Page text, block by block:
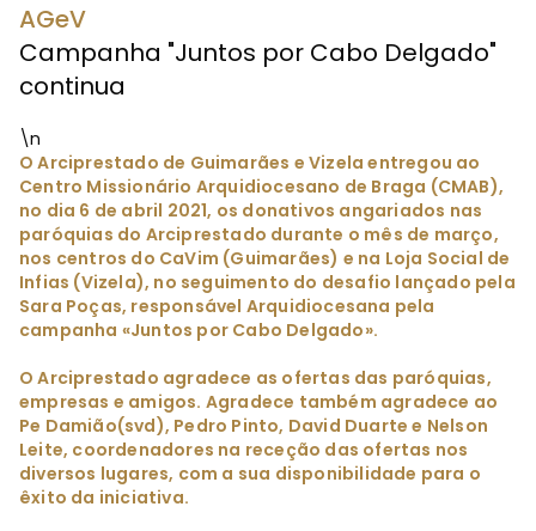
AGeV
Campanha "Juntos por Cabo Delgado"
continua
\n
O Arciprestado de Guimarães e Vizela entregou ao
Centro Missionário Arquidiocesano de Braga (CMAB),
no dia 6 de abril 2021, os donativos angariados nas
paróquias do Arciprestado durante o mês de março,
nos centros do CaVim (Guimarães) e na Loja Social de
Infias (Vizela), no seguimento do desafio lançado pela
Sara Poças, responsável Arquidiocesana pela
campanha «Juntos por Cabo Delgado».
O Arciprestado agradece as ofertas das paróquias,
empresas e amigos. Agradece também agradece ao
Pe Damião(svd), Pedro Pinto, David Duarte e Nelson
Leite, coordenadores na receção das ofertas nos
diversos lugares, com a sua disponibilidade para o
êxito da iniciativa.